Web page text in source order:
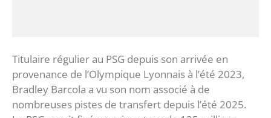
Titulaire régulier au PSG depuis son arrivée en
provenance de l’Olympique Lyonnais à l’été 2023,
Bradley Barcola a vu son nom associé à de
nombreuses pistes de transfert depuis l’été 2025.